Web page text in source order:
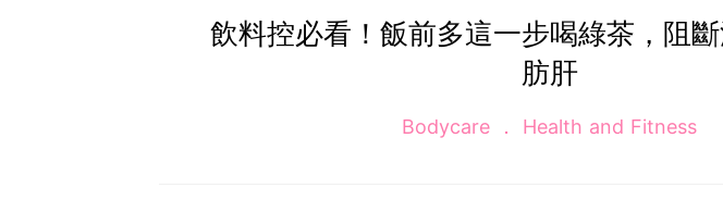
飲料控必看！飯前多這一步喝綠茶，阻
肪肝
Bodycare Health and Fitness